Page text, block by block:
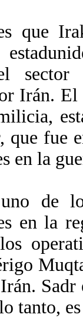
que
sector
Irán.
que fue
en la
de
en la
Sadr
tanto,